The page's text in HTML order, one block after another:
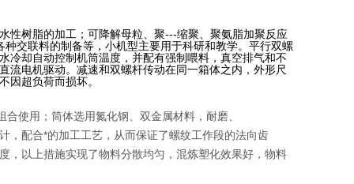
性树脂的加工；可降解母粒、聚---缩聚、聚氨脂加聚反应
交联料的制备等，小机型主要用于科研和教学。平行双螺
冷却自动控制机筒温度，并配有强制喂料，真空排气和不
流电机驱动。减速和双螺杆传动在同一箱体之内，外形尺
因超负荷而损坏。
使用；筒体选用氮化钢、双金属材料，耐磨、
配合*的加工工艺，从而保证了螺纹工作段的法向齿
以上措施实现了物料分散均匀，混炼塑化效果好，物料